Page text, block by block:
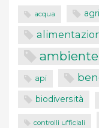
acqua
ambiente
api
biodiversità
controlli ufficiali